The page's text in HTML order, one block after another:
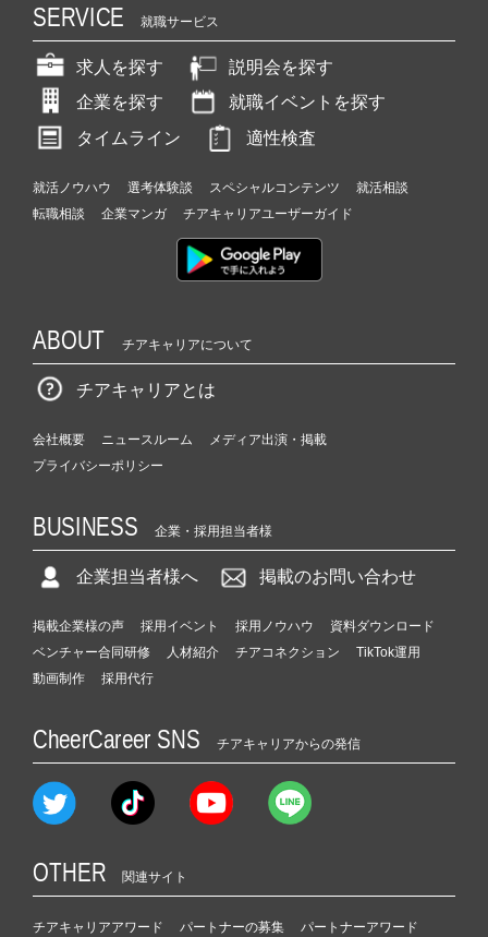
SERVICE 就職サービス
求人を探す
説明会を探す
企業を探す
就職イベントを探す
タイムライン
適性検査
就活ノウハウ 選考体験談 スペシャルコンテンツ
就活相談
転職相談
企業マンガ チアキャリアユーザーガイド
ABOUT チアキャリアについて
チアキャリアとは
会社概要 ニュースルーム
メディア出演・掲載
プライバシーポリシー
BUSINESS 企業・採用担当者様
企業担当者様へ 掲載のお問い合わせ
掲載企業様の声 採用イベント 採用ノウハウ
資料ダウンロード
ベンチャー合同研修
人材紹介 チアコネクション
TikTok運用
動画制作
採用代行
CheerCareer SNS チアキャリアからの発信
OTHER 関連サイト
チアキャリアアワード パートナーの募集 パートナーアワード